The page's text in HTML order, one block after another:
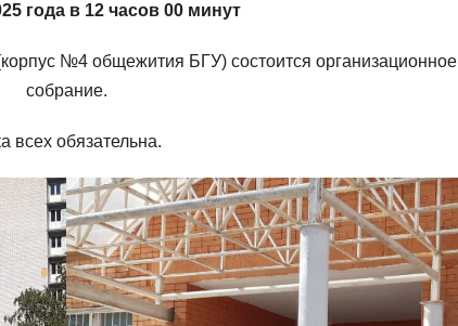
года в 12 часов 00 минут
№4 общежития БГУ) состоится организационное
собрание.
всех обязательна.